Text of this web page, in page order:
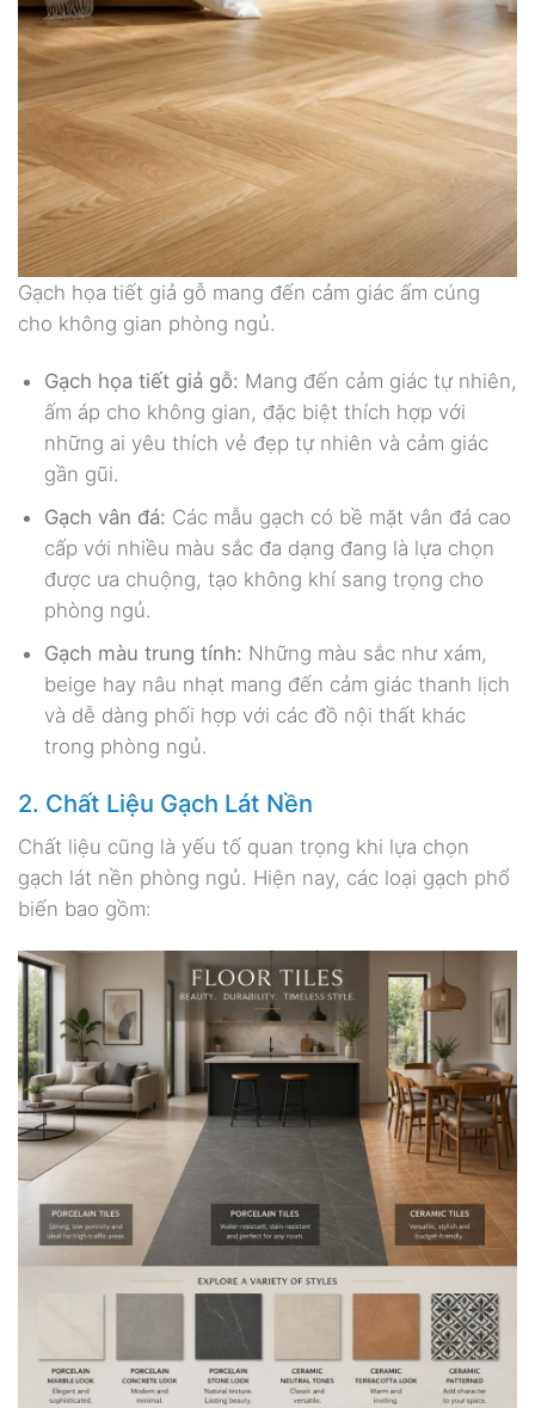
Gạch họa tiết giả gỗ mang đến cảm giác ấm cúng
cho không gian phòng ngủ.
Gạch họa tiết giả gỗ: Mang đến cảm giác tự nhiên,
ấm áp cho không gian, đặc biệt thích hợp với
những ai yêu thích vẻ đẹp tự nhiên và cảm giác
gần gũi.
Gạch vân đá: Các mẫu gạch có bề mặt vân đá cao
cấp với nhiều màu sắc đa dạng đang là lựa chọn
được ưa chuộng, tạo không khí sang trọng cho
phòng ngủ.
Gạch màu trung tính: Những màu sắc như xám,
beige hay nâu nhạt mang đến cảm giác thanh lịch
và dễ dàng phối hợp với các đồ nội thất khác
trong phòng ngủ.
2. Chất Liệu Gạch Lát Nền
Chất liệu cũng là yếu tố quan trọng khi lựa chọn
gạch lát nền phòng ngủ. Hiện nay, các loại gạch phổ
biến bao gồm: